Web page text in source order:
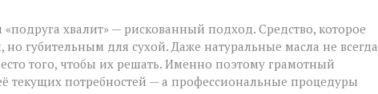
хвалит» — рискованный подход. Средство, которое
губительным для сухой. Даже натуральные масла не всегда
того, чтобы их решать. Именно поэтому грамотный
потребностей — а профессиональные процедуры